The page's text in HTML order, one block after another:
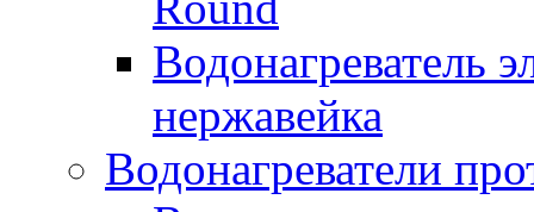
Водонагреватель
нержавейка
Водонагреватели